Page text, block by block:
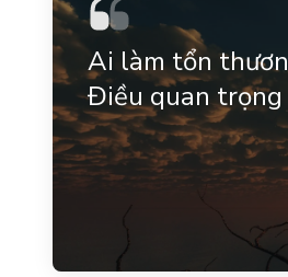
Ai làm tổn
Điều quan trọng